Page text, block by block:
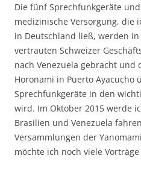
Die fünf Sprechfunkgeräte
medizinische Versorgung, die
in Deutschland ließ, werden
vertrauten Schweizer
nach Venezuela gebracht und
Horonami in Puerto Ayacucho
Sprechfunkgeräte in den
wird. Im Oktober 2015 werde
Brasilien und Venezuela
Versammlungen der
möchte ich noch viele